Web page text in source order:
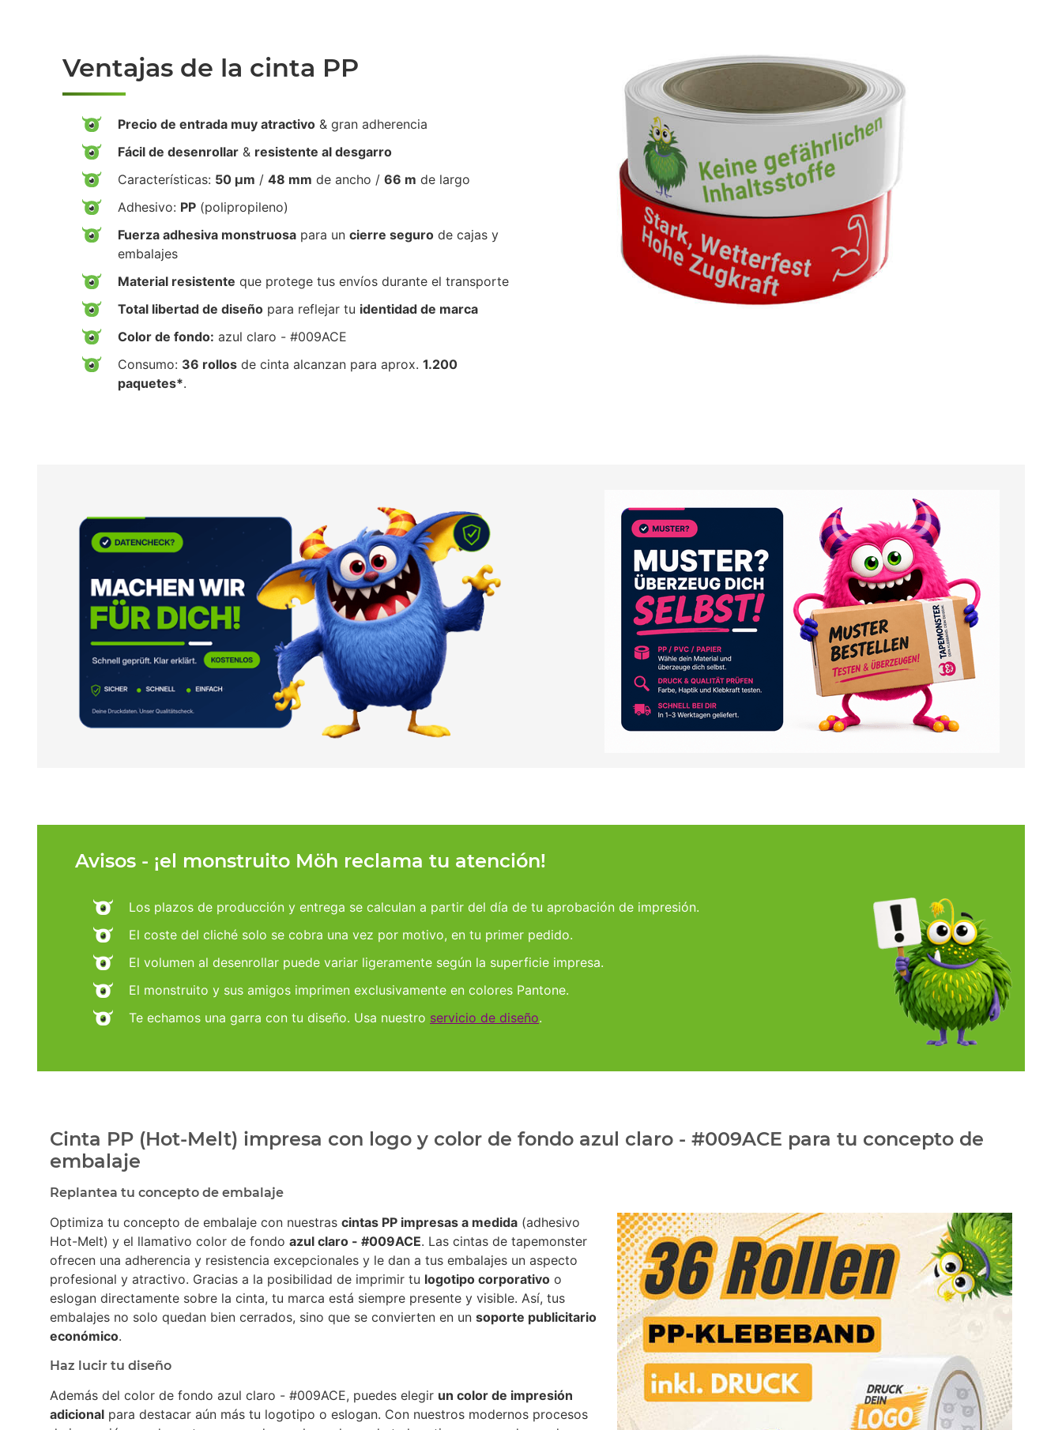
Ventajas de la cinta PP
Precio de entrada muy atractivo & gran adherencia
Fácil de desenrollar & resistente al desgarro
Características: 50 µm / 48 mm de ancho / 66 m de largo
Adhesivo: PP (polipropileno)
Fuerza adhesiva monstruosa para un cierre seguro de cajas y
embalajes
Material resistente que protege tus envíos durante el transporte
Total libertad de diseño para reflejar tu identidad de marca
Color de fondo: azul claro - #009ACE
Consumo: 36 rollos de cinta alcanzan para aprox. 1.200
paquetes*.
Avisos - ¡el monstruito Möh reclama tu atención!
Los plazos de producción y entrega se calculan a partir del día de tu aprobación de impresión.
El coste del cliché solo se cobra una vez por motivo, en tu primer pedido.
El volumen al desenrollar puede variar ligeramente según la superficie impresa.
El monstruito y sus amigos imprimen exclusivamente en colores Pantone.
Te echamos una garra con tu diseño. Usa nuestro servicio de diseño.
Cinta PP (Hot-Melt) impresa con logo y color de fondo azul claro - #009ACE para tu concepto de
embalaje
Replantea tu concepto de embalaje
Optimiza tu concepto de embalaje con nuestras cintas PP impresas a medida (adhesivo
Hot-Melt) y el llamativo color de fondo azul claro - #009ACE. Las cintas de tapemonster
ofrecen una adherencia y resistencia excepcionales y le dan a tus embalajes un aspecto
profesional y atractivo. Gracias a la posibilidad de imprimir tu logotipo corporativo o
eslogan directamente sobre la cinta, tu marca está siempre presente y visible. Así, tus
embalajes no solo quedan bien cerrados, sino que se convierten en un soporte publicitario
económico.
Haz lucir tu diseño
Además del color de fondo azul claro - #009ACE, puedes elegir un color de impresión
adicional para destacar aún más tu logotipo o eslogan. Con nuestros modernos procesos